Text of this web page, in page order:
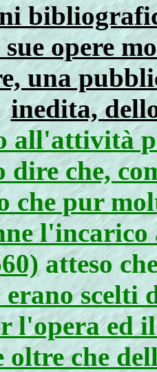
opere
una
inedita,
all'attività
dire che,
che pur
l'incarico
atteso
scelti
l'opera ed
oltre che